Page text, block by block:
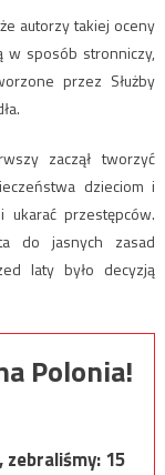
autorzy takiej oceny
w sposób stronniczy,
przez Służby
zaczął tworzyć
dzieciom i
ukarać przestępców.
do jasnych zasad
laty było decyzją
Polonia!
zebraliśmy:15